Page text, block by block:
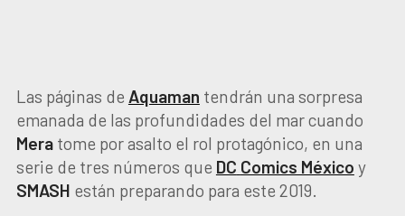
Las páginas de Aquaman tendrán una sorpresa
emanada de las profundidades del mar cuando
Meratome por asalto el rol protagónico, en una
serie de tres números que DC Comics México y
SMASH están preparando para este 2019.